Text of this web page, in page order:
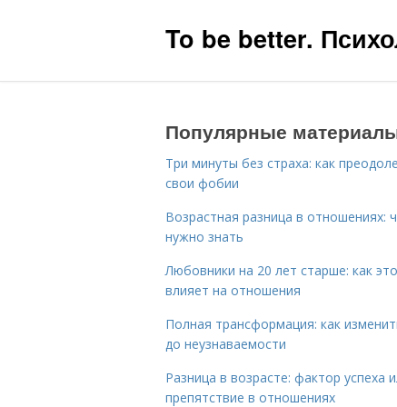
To be better.
Популярные
Три минуты без страха: как
свои фобии
Возрастная разница в отношениях:
нужно знать
Любовники на 20 лет старше: как это
влияет на отношения
Полная трансформация: как
до неузнаваемости
Разница в возрасте: фактор успеха
препятствие в отношениях